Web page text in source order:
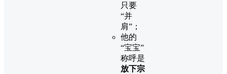
只要
“并
肩”；
他的
“宝宝”
称呼是
放下宗